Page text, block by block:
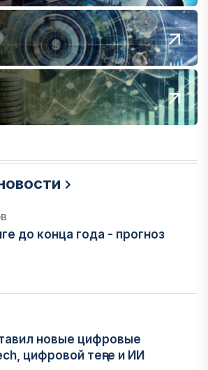
до конца года - прогноз
новые цифровые
цифровой теңге и ИИ